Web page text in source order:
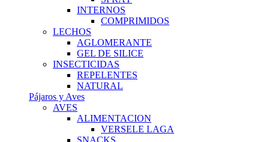
INTERNOS
COMPRIMIDOS
LECHOS
AGLOMERANTE
GEL DE SILICE
INSECTICIDAS
REPELENTES
NATURAL
Pájaros y Aves
AVES
ALIMENTACION
VERSELE LAGA
SNACKS